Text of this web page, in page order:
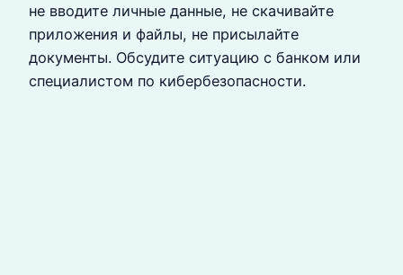
не вводите личные данные, не скачивайте
приложения и файлы, не присылайте
документы. Обсудите ситуацию с банком или
специалистом по кибербезопасности.